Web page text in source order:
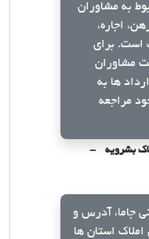
به مشاوران
اجاره،
است. برای
مشاوران
ها به
مراجعه
بشرویه
جاما، آدرس و
املاک استان ها